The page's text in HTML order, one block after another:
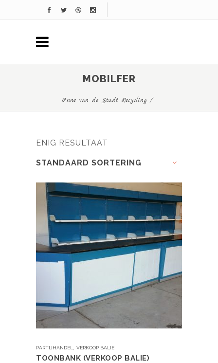
MOBILFER
Onne van de Stadt Recycling/
ENIG RESULTAAT
STANDAARD SORTERING
PARTIJHANDEL VERKOOP BALIE
TOONBANK (VERKOOP BALIE)